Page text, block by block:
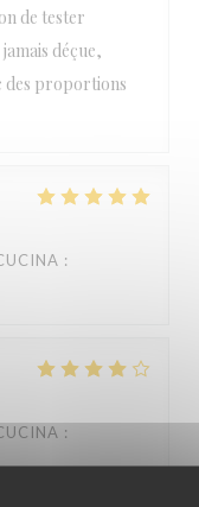
de tester
déçue,
des proportions
:
: